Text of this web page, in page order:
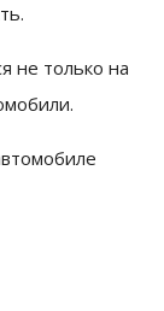
не только на